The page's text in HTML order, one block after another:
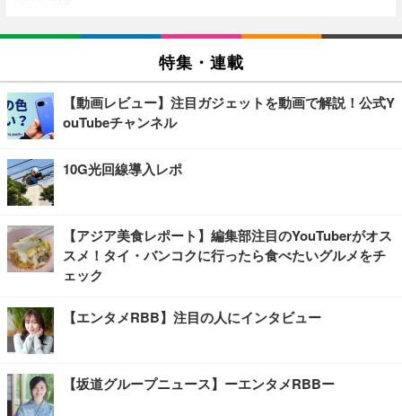
特集・連載
【動画レビュー】注目ガジェットを動画で解説！公式Y
ouTubeチャンネル
10G光回線導入レポ
【アジア美食レポート】編集部注目のYouTuberがオス
スメ！タイ・バンコクに行ったら食べたいグルメをチ
ェック
【エンタメRBB】注目の人にインタビュー
【坂道グループニュース】ーエンタメRBBー